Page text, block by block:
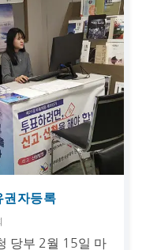
권자등록
당부 2월 15일 마